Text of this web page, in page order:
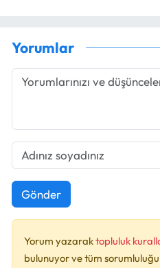
Yorumlar
Gönder
Yorum yazaraktopluluk
bulunuyor ve tüm